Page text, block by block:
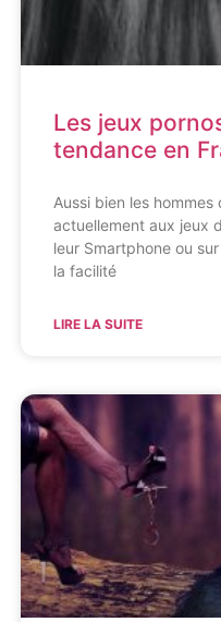
Les jeux
tendance en
Aussi bien les
actuellement aux jeux
leur Smartphone ou
la facilité
LIRE LA SUITE